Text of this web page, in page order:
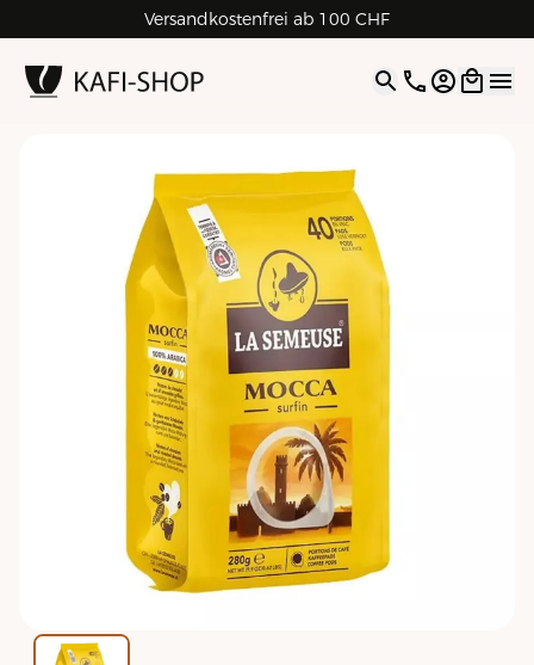
Versandkostenfrei ab 100 CHF
Rechnungskauf für Geschäftskunden
4.9| 5.0 Google
Open